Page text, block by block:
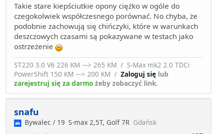
Takie stare kiepściutkie opony ciężko w ogóle do
czegokolwiek współczesnego porównać. No chyba, że
podobnie zachowują się chińczyki, które w warunkach
deszczowych czasami są pokazywane w testach jako
ostrzeżenie
ST220 3.0 V6 226 KM ---> 265 KM / S-Max mk2 2.0 TDCi
PowerShift 150 KM ---> 200 KM / Zaloguj się lub
zarejestruj się za darmo żeby zobaczyć link.
snafu
Bywalec / 19 S-max 2,5T, Golf 7R Gdańsk